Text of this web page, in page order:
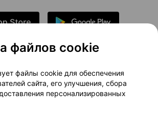
Новости проекта
рекламы
Медицинский маркетинг
договор
Доставка
файлов cookie
файлы cookie для обеспечения
сайта, его улучшения, сбора
персонализированных